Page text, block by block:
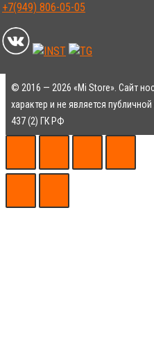
+7(949) 806-05-05
© 2016 — 2026 «Mi Store». Сайт
характер и не является
437 (2) ГК РФ